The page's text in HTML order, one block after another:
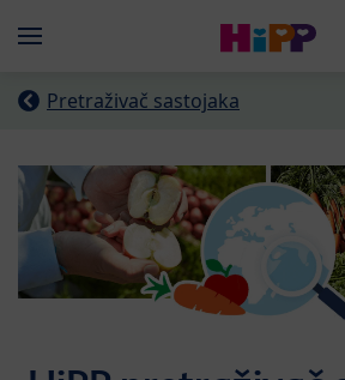
Menü
Pretraživač sastojaka